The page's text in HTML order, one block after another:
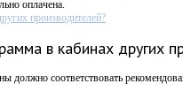
оплачена.
производителей?
в кабинах других
должно соответствовать